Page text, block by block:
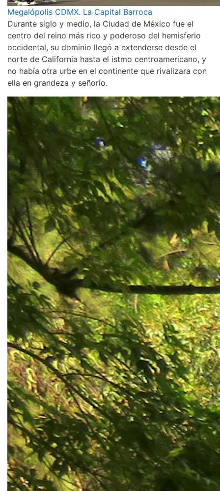
Megalópolis CDMX. La Capital Barroca
Durante siglo y medio, la Ciudad de México fue el
centro del reino más rico y poderoso del hemisferio
occidental, su dominio llegó a extenderse desde el
norte de California hasta el istmo centroamericano, y
no había otra urbe en el continente que rivalizara con
ella en grandeza y señorío.